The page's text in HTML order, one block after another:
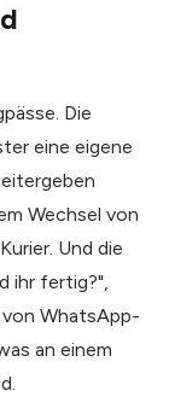
Die
eine eigene
Wechsel von
Und die
ihr fertig?",
WhatsApp-
an einem